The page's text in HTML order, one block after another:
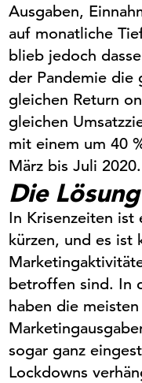
Ausgaben,
auf monatliche
blieb jedoch
der Pandemie die
gleichen Return
gleichen
mit einem um 40
März bis Juli 2020.
Die Lösung
In Krisenzeiten ist
kürzen, und es ist
betroffen sind. In
haben die
sogar ganz
Lockdowns